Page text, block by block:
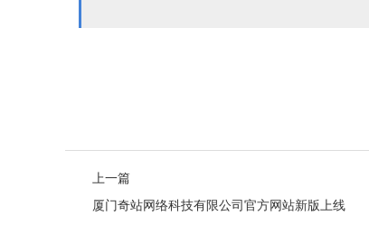
上一篇
厦门奇站网络科技有限公司官方网站新版上线